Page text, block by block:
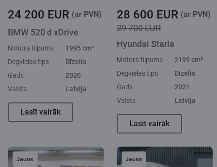
24 200 EUR (ar PVN)
BMW 520 d xDrive
Motora tilpums
1995 cm³
Degvielas tips
Dīzelis
Gads
2020
Valsts
Latvija
Lasīt vairāk
28 600 EUR (ar PVN)
29 700 EUR
Hyundai Staria
Motora tilpums
2199 cm³
Degvielas tips
Dīzelis
Gads
2021
Valsts
Latvija
Lasīt vairāk
Jauns Jauns